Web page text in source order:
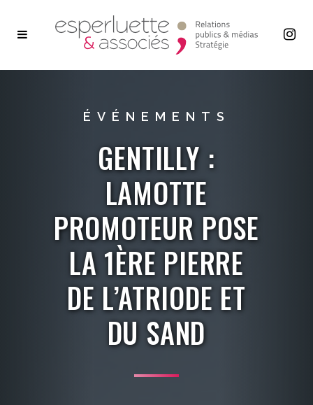
ÉVÉNEMENTS
GENTILLY :
LAMOTTE
PROMOTEUR POSE
LA 1ÈRE PIERRE
DE L’ATRIODE ET
DU SAND